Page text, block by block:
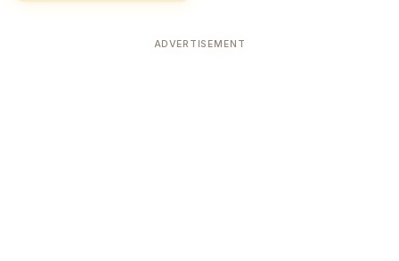
ADVERTISEMENT